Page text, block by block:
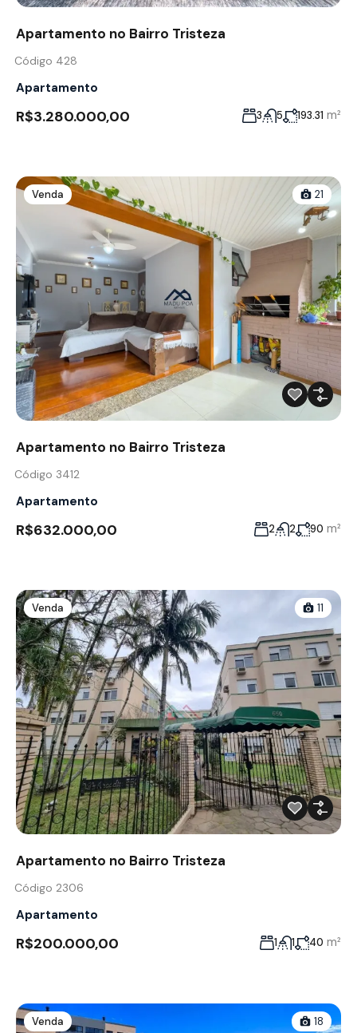
Apartamento no Bairro Tristeza
Código 428
Apartamento
R$3.280.000,00 3 5 193.31 m²
Venda 21
Apartamento no Bairro Tristeza
Código 3412
Apartamento
R$632.000,00 2 2 90 m²
Venda 11
Apartamento no Bairro Tristeza
Código 2306
Apartamento
R$200.000,00 1 1 40 m²
Venda 18